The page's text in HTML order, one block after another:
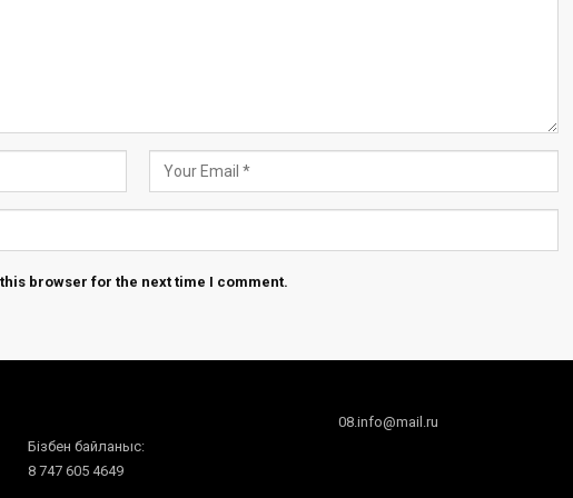
browser for the next time I comment.
Бізбен байланыс:
8 747 605 4649
08.info@mail.ru